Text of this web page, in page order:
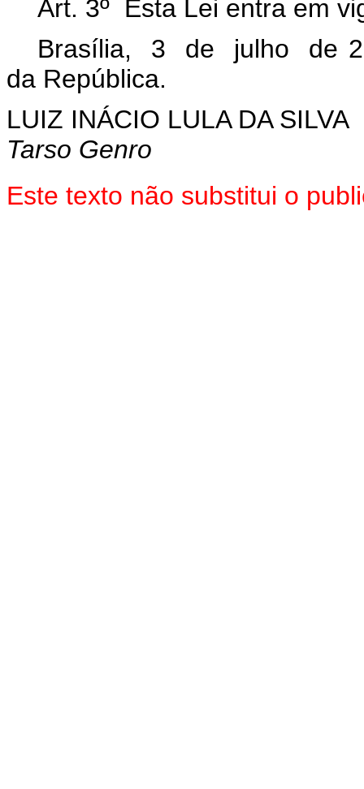
Art. 3º Esta Lei entra em
Brasília, 3 de julho de
da República.
LUIZ INÁCIO LULA DA SILVA
Tarso Genro
Este texto não substitui o